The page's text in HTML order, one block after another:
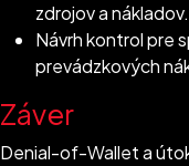
zdrojov a nákladov.
Návrh kontrol pre
prevádzkových
Záver
Denial-of-Wallet a